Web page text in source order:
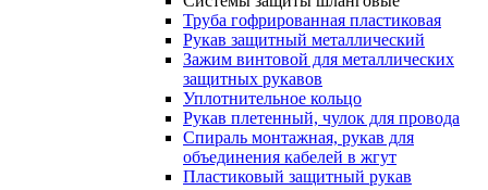
Труба гофрированная пластиковая
Рукав защитный металлический
Зажим винтовой для металлических
защитных рукавов
Уплотнительное кольцо
Рукав плетенный, чулок для провода
Спираль монтажная, рукав для
объединения кабелей в жгут
Пластиковый защитный рукав